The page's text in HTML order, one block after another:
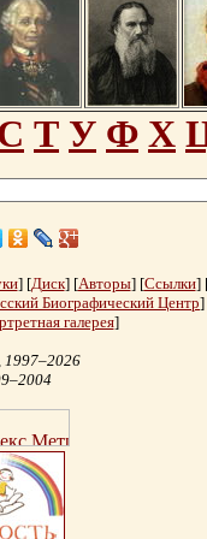
Т У Ф Х
] [Диск] [Авторы] [Ссылки]
Биографический Центр]
галерея]
, 1997–2026